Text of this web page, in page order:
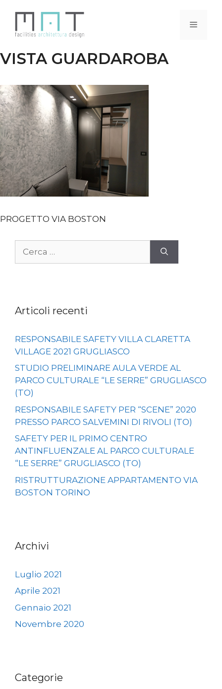
contenuto
Menu
VISTA GUARDAROBA
PROGETTO VIA BOSTON
per:
Articoli recenti
RESPONSABILE SAFETY VILLA CLARETTA
VILLAGE 2021 GRUGLIASCO
STUDIO PRELIMINARE AULA VERDE AL
PARCO CULTURALE “LE SERRE” GRUGLIASCO
(TO)
RESPONSABILE SAFETY PER “SCENE” 2020
PRESSO PARCO SALVEMINI DI RIVOLI (TO)
SAFETY PER IL PRIMO CENTRO
ANTINFLUENZALE AL PARCO CULTURALE
“LE SERRE” GRUGLIASCO (TO)
RISTRUTTURAZIONE APPARTAMENTO VIA
BOSTON TORINO
Archivi
Luglio 2021
Aprile 2021
Gennaio 2021
Novembre 2020
Categorie